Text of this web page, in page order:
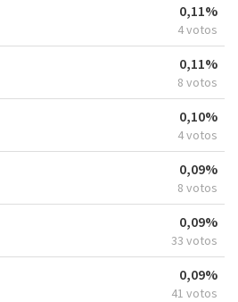
0,11%
4 votos
0,11%
8 votos
0,10%
4 votos
0,09%
8 votos
0,09%
33 votos
0,09%
41 votos